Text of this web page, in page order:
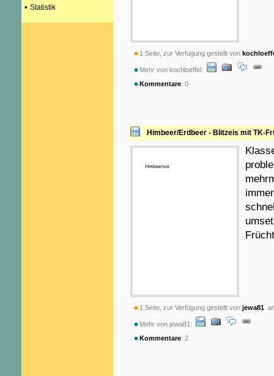
• Statistik
1 Seite, zur Verfügung gestellt von
Mehr von kochloeffel:
Kommentare: 0
Himbeer/Erdbeer - Blitzeis mit TK-
1 Seite, zur Verfügung gestellt von jewa81
Mehr von jewa81:
Kommentare: 2